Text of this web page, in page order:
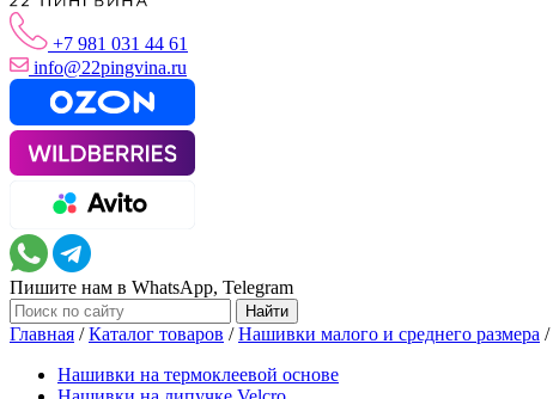
+7 981 031 44 61
info@22pingvina.ru
Пишите нам в WhatsApp, Telegram
Главная /Каталог товаров /Нашивки малого и среднего размера /
Нашивки на термоклеевой основе